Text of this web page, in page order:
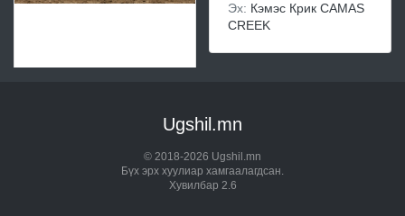
Эх: Кэмэс Крик CAMAS
CREEK
Ugshil.mn
© 2018-2026 Ugshil.mn
Бүх эрх хуулиар хамгаалагдсан.
Хувилбар 2.6